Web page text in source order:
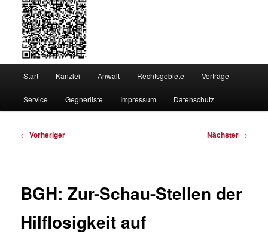
Start Kanzlei Anwalt Rechtsgebiete Vorträge
Service Gegnerliste Impressum Datenschutz
Beitragsnavigation
← Vorheriger Nächster →
BGH: Zur-Schau-Stellen der
Hilflosigkeit auf